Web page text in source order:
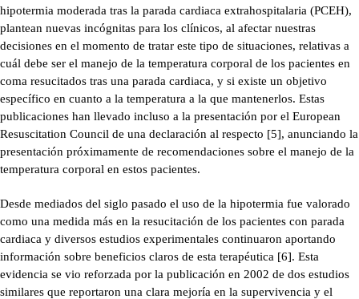
hipotermia moderada tras la parada cardiaca extrahospitalaria (PCEH),
plantean nuevas incógnitas para los clínicos, al afectar nuestras
decisiones en el momento de tratar este tipo de situaciones, relativas a
cuál debe ser el manejo de la temperatura corporal de los pacientes en
coma resucitados tras una parada cardiaca, y si existe un objetivo
específico en cuanto a la temperatura a la que mantenerlos. Estas
publicaciones han llevado incluso a la presentación por el European
Resuscitation Council de una declaración al respecto [5], anunciando la
presentación próximamente de recomendaciones sobre el manejo de la
temperatura corporal en estos pacientes.
Desde mediados del siglo pasado el uso de la hipotermia fue valorado
como una medida más en la resucitación de los pacientes con parada
cardiaca y diversos estudios experimentales continuaron aportando
información sobre beneficios claros de esta terapéutica [6]. Esta
evidencia se vio reforzada por la publicación en 2002 de dos estudios
similares que reportaron una clara mejoría en la supervivencia y el